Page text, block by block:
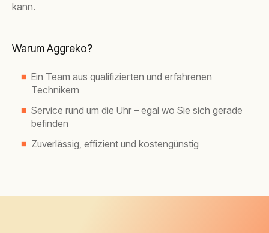
kann.
Warum Aggreko?
Ein Team aus qualifizierten und erfahrenen
Technikern
Service rund um die Uhr – egal wo Sie sich gerade
befinden
Zuverlässig, effizient und kostengünstig